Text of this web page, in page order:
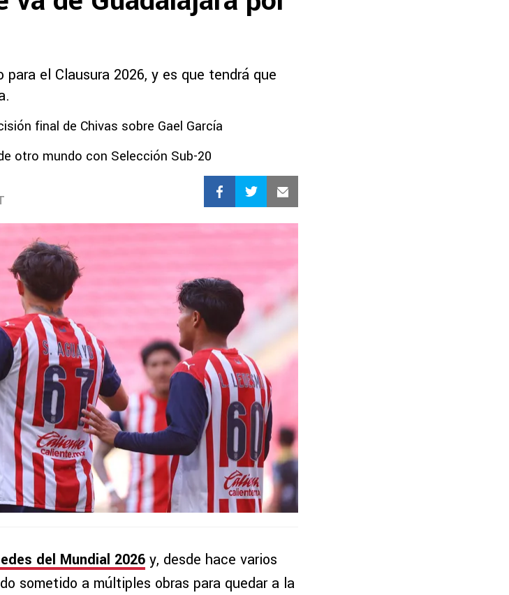
el Clausura 2026, y es que tendrá que
final de Chivas sobre Gael García
otro mundo con Selección Sub-20
del Mundial 2026 y, desde hace varios
sometido a múltiples obras para quedar a la